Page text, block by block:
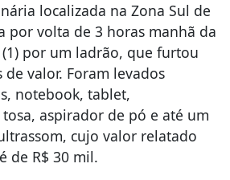
localizada na Zona Sul de
por volta de 3 horas manhã da
por um ladrão, que furtou
valor. Foram levados
notebook, tablet,
aspirador de pó e até um
cujo valor relatado
de R$ 30 mil.